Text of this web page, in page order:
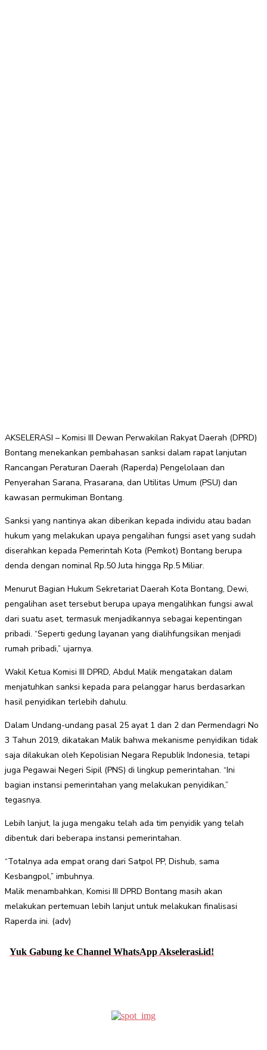
AKSELERASI – Komisi III Dewan Perwakilan Rakyat Daerah (DPRD)
Bontang menekankan pembahasan sanksi dalam rapat lanjutan
Rancangan Peraturan Daerah (Raperda) Pengelolaan dan
Penyerahan Sarana, Prasarana, dan Utilitas Umum (PSU) dan
kawasan permukiman Bontang.
Sanksi yang nantinya akan diberikan kepada individu atau badan
hukum yang melakukan upaya pengalihan fungsi aset yang sudah
diserahkan kepada Pemerintah Kota (Pemkot) Bontang berupa
denda dengan nominal Rp.50 Juta hingga Rp.5 Miliar.
Menurut Bagian Hukum Sekretariat Daerah Kota Bontang, Dewi,
pengalihan aset tersebut berupa upaya mengalihkan fungsi awal
dari suatu aset, termasuk menjadikannya sebagai kepentingan
pribadi. “Seperti gedung layanan yang dialihfungsikan menjadi
rumah pribadi,” ujarnya.
Wakil Ketua Komisi III DPRD, Abdul Malik mengatakan dalam
menjatuhkan sanksi kepada para pelanggar harus berdasarkan
hasil penyidikan terlebih dahulu.
Dalam Undang-undang pasal 25 ayat 1 dan 2 dan Permendagri No
3 Tahun 2019, dikatakan Malik bahwa mekanisme penyidikan tidak
saja dilakukan oleh Kepolisian Negara Republik Indonesia, tetapi
juga Pegawai Negeri Sipil (PNS) di lingkup pemerintahan. “Ini
bagian instansi pemerintahan yang melakukan penyidikan,”
tegasnya.
Lebih lanjut, Ia juga mengaku telah ada tim penyidik yang telah
dibentuk dari beberapa instansi pemerintahan.
“Totalnya ada empat orang dari Satpol PP, Dishub, sama
Kesbangpol,” imbuhnya.
Malik menambahkan, Komisi III DPRD Bontang masih akan
melakukan pertemuan lebih lanjut untuk melakukan finalisasi
Raperda ini. (adv)
Yuk Gabung ke Channel WhatsApp Akselerasi.id!